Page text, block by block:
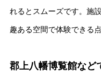
れるとスムーズです。施
趣ある空間で体験できる
郡上八幡博覧館など